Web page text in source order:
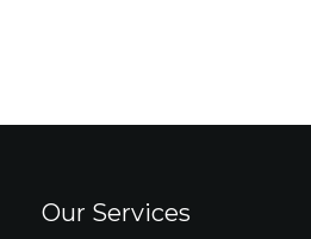
Our Services